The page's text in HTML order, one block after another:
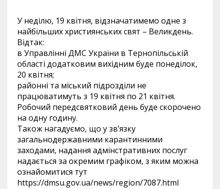
У неділю, 19 квітня, відзначатимемо одне з
найбільших християнських свят – Великдень.
Відтак:
в Управлінні ДМС України в Тернопільській
області додатковим вихідним буде понеділок,
20 квітня;
районні та міський підрозділи не
працюватимуть з 19 квітня по 21 квітня.
Робочий передсвятковий день буде скорочено
на одну годину.
Також нагадуємо, що у зв’язку
загальнодержавними карантинними
заходами, надання адмінстративних послуг
надається за окремим графіком, з яким можна
ознайомитися тут
https://dmsu.gov.ua/news/region/7087.html